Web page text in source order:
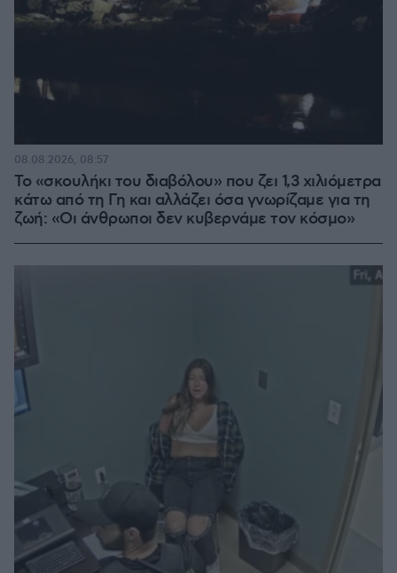
Το «σκουλήκι του διαβόλου» που ζει 1,3 χιλιόμετρα
κάτω από τη Γη και αλλάζει όσα γνωρίζαμε για τη
ζωή: «Οι άνθρωποι δεν κυβερνάμε τον κόσμο»
08.08.2026, 08:57